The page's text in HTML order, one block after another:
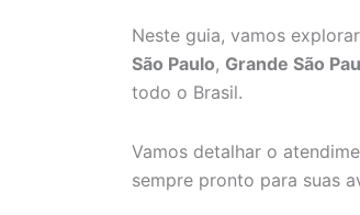
Neste guia, vamos
São Paulo, Grande São
todo o Brasil.
Vamos detalhar o
sempre pronto para suas